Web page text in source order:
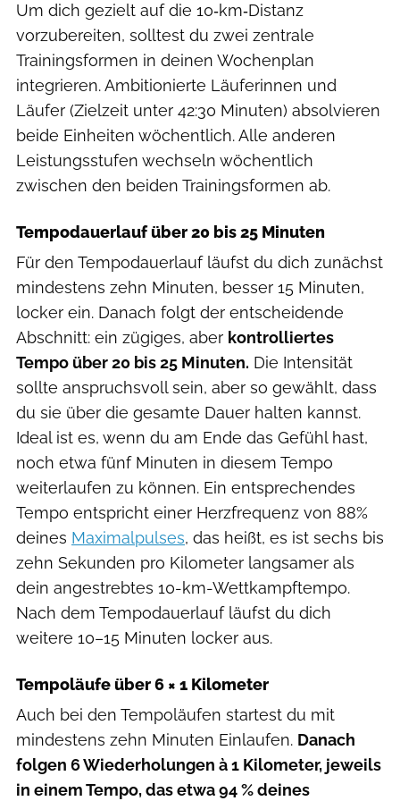
Um dich gezielt auf die 10‑km‑Distanz
vorzubereiten, solltest du zwei zentrale
Trainingsformen in deinen Wochenplan
integrieren. Ambitionierte Läuferinnen und
Läufer (Zielzeit unter 42:30 Minuten) absolvieren
beide Einheiten wöchentlich. Alle anderen
Leistungsstufen wechseln wöchentlich
zwischen den beiden Trainingsformen ab.
Tempodauerlauf über 20 bis 25 Minuten
Für den Tempodauerlauf läufst du dich zunächst
mindestens zehn Minuten, besser 15 Minuten,
locker ein. Danach folgt der entscheidende
Abschnitt: ein zügiges, aber kontrolliertes
Tempo über 20 bis 25 Minuten. Die Intensität
sollte anspruchsvoll sein, aber so gewählt, dass
du sie über die gesamte Dauer halten kannst.
Ideal ist es, wenn du am Ende das Gefühl hast,
noch etwa fünf Minuten in diesem Tempo
weiterlaufen zu können. Ein entsprechendes
Tempo entspricht einer Herzfrequenz von 88%
deines Maximalpulses, das heißt, es ist sechs bis
zehn Sekunden pro Kilometer langsamer als
dein angestrebtes 10-km-Wettkampftempo.
Nach dem Tempodauerlauf läufst du dich
weitere 10–15 Minuten locker aus.
Tempoläufe über 6 × 1 Kilometer
Auch bei den Tempoläufen startest du mit
mindestens zehn Minuten Einlaufen. Danach
folgen 6 Wiederholungen à 1 Kilometer, jeweils
in einem Tempo, das etwa 94 % deines